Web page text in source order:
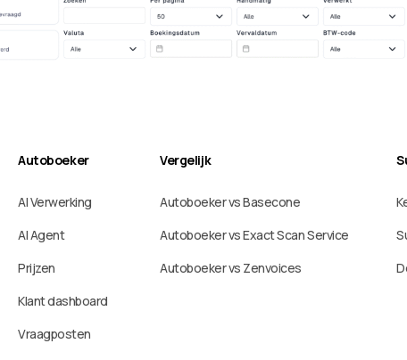
Autoboeker
AI Verwerking
AI Agent
Prijzen
Klant dashboard
Vraagposten
Vergelijk
Autoboeker vs Basecone
Autoboeker vs Exact Scan Service
Autoboeker vs Zenvoices